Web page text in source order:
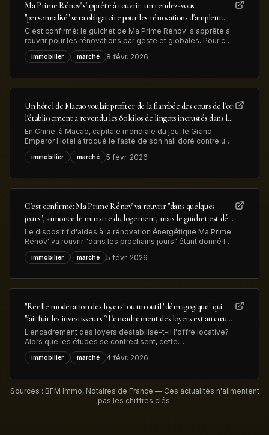
Ma Prime Rénov' s'apprête à rouvrir: un rendez-vous
"personnalisé" sera obligatoire pour les rénovations d'ampleur
afin de lutter contre la fraude
C'est confirmé: le guichet de Ma Prime Rénov' s'apprête à
rouvrir pour les rénovations par geste et globales. Pour ces
dernières, "un rendez-vous personnalisé avec un
conseiller France Rénov' sera désormais obligatoire" avant
gouvernement, dans
immobilier marché 8 févr. 2026
Un hôtel de Macao voulait profiter de la flambée des cours de l'or:
l'établissement a revendu les 80 kilos de lingots incrustés dans le
sol de son hall d'entrée pour près de 13 millions de dollars
En Chine, à Macao, capitale mondiale du jeu, le Grand
Emperor Hotel a troqué le faste de son hall doré contre une
confortable plus-value. Les lingots d’or qui ornaient
l'entrée ont été retirés et vendus pour 13 millions de dollars
transformation
immobilier marché 5 févr. 2026
C'est confirmé: Ma Prime Rénov' va rouvrir "dans quelques
jours", annonce le ministre du logement, mais le guichet est déjà
congestionné
Le dispositif d'aides à la rénovation énergétique Ma Prime
Rénov' va rouvrir "dans les prochains jours" étant donné le
vote du budget de l'Etat, a annoncé le minsitre du
logement. Mais déjà 83.000 dossiers, déposés en 2025,
nouvelles demandes
immobilier marché 5 févr. 2026
"Réelle modération des loyers" ou un outil "démagogique" qui
"fait fuir les investisseurs"? L'encadrement des loyers est au cœur
des débats sur le logement en vue des élections municipales
L'encadrement des loyers destabilise-t-il l'offre locative?
Alors que les études se contredisent, cette
expérimentation est au coeur des débats sur le logement
en zones tendues à l'aube des élections municipales de
immobilier marché 4 févr. 2026
Sources : BFM Immo, Notaires de France — Ces actualités n'alimentent
pas les chiffres clés.